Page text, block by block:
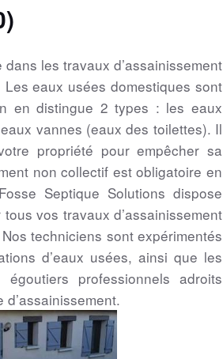
les travaux d’assainissement
eaux usées domestiques sont
en distingue 2 types : les eaux
vannes (eaux des toilettes). Il
propriété pour empêcher sa
non collectif est obligatoire en
Septique Solutions dispose
vos travaux d’assainissement
techniciens sont expérimentés
d’eaux usées, ainsi que les
professionnels adroits